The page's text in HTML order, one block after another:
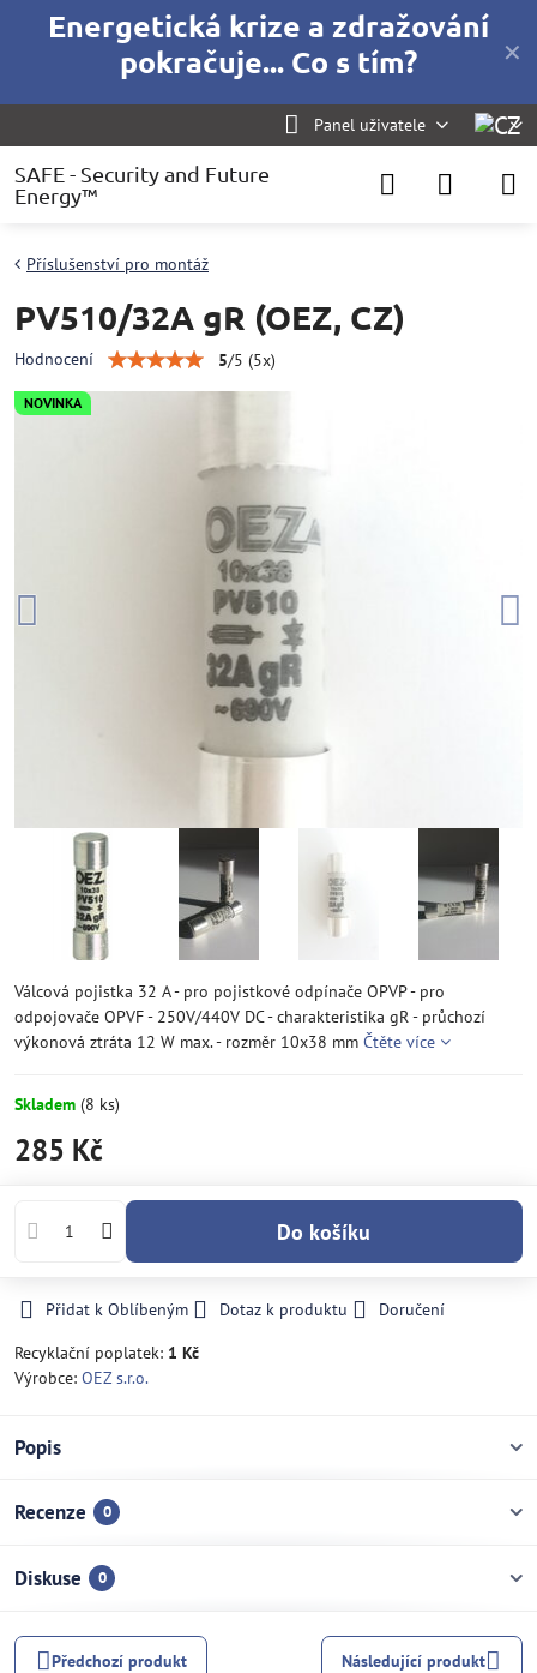
✕
Energetická krize a zdražování
pokračuje... Co s tím?
Panel uživatele
SAFE - Security and Future
Energy™
NOVINKA
Příslušenství pro montáž
PV510/32A gR (OEZ, CZ)
Hodnocení 5/5 (5x)
Válcová pojistka 32 A - pro pojistkové odpínače OPVP - pro
odpojovače OPVF - 250V/440V DC - charakteristika gR - průchozí
výkonová ztráta 12 W max. - rozměr 10x38 mm Čtěte více
Skladem (8 ks)
285 Kč
Do košíku
Přidat k Oblíbeným Dotaz k produktu
Doručení
Recyklační poplatek: 1 Kč
Výrobce: OEZ s.r.o.
Popis
Recenze 0
Diskuse 0
Předchozí produkt Následující produkt